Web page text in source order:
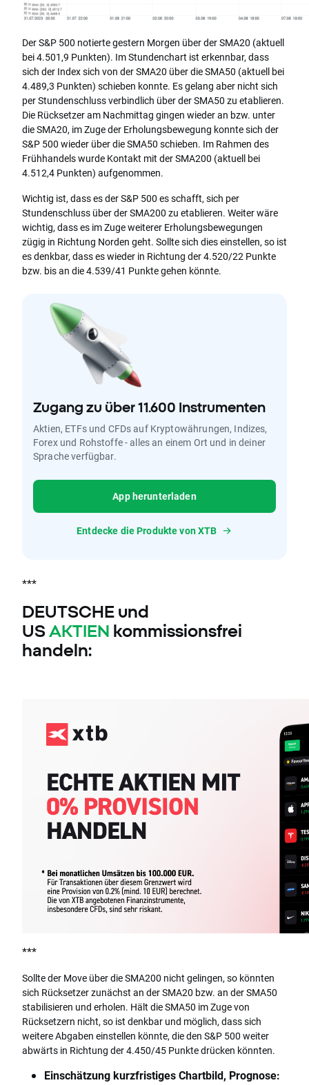
Der S&P 500 notierte gestern Morgen über der SMA20 (aktuell
bei 4.501,9 Punkten). Im Stundenchart ist erkennbar, dass
sich der Index sich von der SMA20 über die SMA50 (aktuell bei
4.489,3 Punkten) schieben konnte. Es gelang aber nicht sich
per Stundenschluss verbindlich über der SMA50 zu etablieren.
Die Rücksetzer am Nachmittag gingen wieder an bzw. unter
die SMA20, im Zuge der Erholungsbewegung konnte sich der
S&P 500 wieder über die SMA50 schieben. Im Rahmen des
Frühhandels wurde Kontakt mit der SMA200 (aktuell bei
4.512,4 Punkten) aufgenommen.
Wichtig ist, dass es der S&P 500 es schafft, sich per
Stundenschluss über der SMA200 zu etablieren. Weiter wäre
wichtig, dass es im Zuge weiterer Erholungsbewegungen
zügig in Richtung Norden geht. Sollte sich dies einstellen, so ist
es denkbar, dass es wieder in Richtung der 4.520/22 Punkte
bzw. bis an die 4.539/41 Punkte gehen könnte.
Zugang zu über 11.600 Instrumenten
Aktien, ETFs und CFDs auf Kryptowährungen, Indizes,
Forex und Rohstoffe - alles an einem Ort und in deiner
Sprache verfügbar.
App herunterladen
Entdecke die Produkte von XTB
***
DEUTSCHE und
US AKTIEN kommissionsfrei
handeln:
***
Sollte der Move über die SMA200 nicht gelingen, so könnten
sich Rücksetzer zunächst an der SMA20 bzw. an der SMA50
stabilisieren und erholen. Hält die SMA50 im Zuge von
Rücksetzern nicht, so ist denkbar und möglich, dass sich
weitere Abgaben einstellen könnte, die den S&P 500 weiter
abwärts in Richtung der 4.450/45 Punkte drücken könnten.
Einschätzung kurzfristiges Chartbild, Prognose: